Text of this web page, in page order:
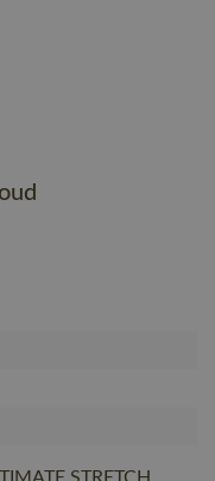
STRETCH